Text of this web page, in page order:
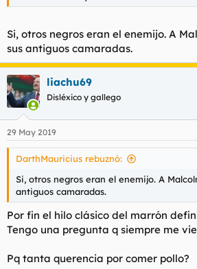
Si, otros negros eran el enemijo. A
sus antiguos camaradas.
liachu69
Disléxico y gallego
29 May 2019
DarthMauricius rebuznó:
Si, otros negros eran el enemijo. A
antiguos camaradas.
Por fin el hilo clásico del marrón
Tengo una pregunta q siempre me
Pq tanta querencia por comer pollo?